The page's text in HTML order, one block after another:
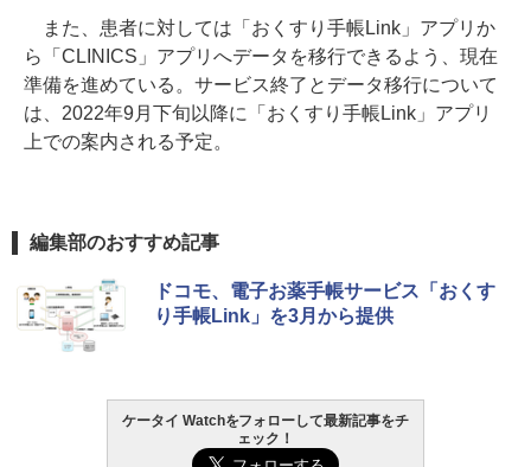
また、患者に対しては「おくすり手帳Link」アプリか
ら「CLINICS」アプリへデータを移行できるよう、現在
準備を進めている。サービス終了とデータ移行について
は、2022年9月下旬以降に「おくすり手帳Link」アプリ
上での案内される予定。
編集部のおすすめ記事
ドコモ、電子お薬手帳サービス「おくす
り手帳Link」を3月から提供
ケータイ Watchをフォローして最新記事をチ
ェック！